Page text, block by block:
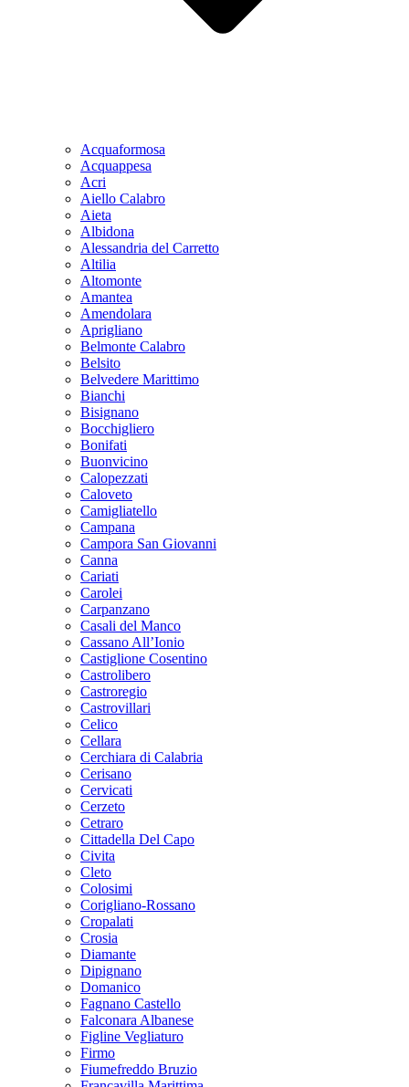
Acquaformosa
Acquappesa
Acri
Aiello Calabro
Aieta
Albidona
Alessandria del Carretto
Altilia
Altomonte
Amantea
Amendolara
Aprigliano
Belmonte Calabro
Belsito
Belvedere Marittimo
Bianchi
Bisignano
Bocchigliero
Bonifati
Buonvicino
Calopezzati
Caloveto
Camigliatello
Campana
Campora San Giovanni
Canna
Cariati
Carolei
Carpanzano
Casali del Manco
Cassano All’Ionio
Castiglione Cosentino
Castrolibero
Castroregio
Castrovillari
Celico
Cellara
Cerchiara di Calabria
Cerisano
Cervicati
Cerzeto
Cetraro
Cittadella Del Capo
Civita
Cleto
Colosimi
Corigliano-Rossano
Cropalati
Crosia
Diamante
Dipignano
Domanico
Fagnano Castello
Falconara Albanese
Figline Vegliaturo
Firmo
Fiumefreddo Bruzio